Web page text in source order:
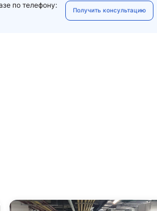
по телефону:
Получить консультацию